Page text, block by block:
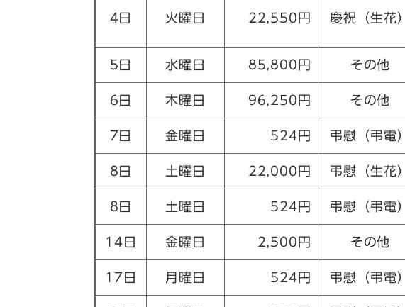
4日 火曜日 22,550円 慶祝（生花）
5日 水曜日 85,800円 その他
6日 木曜日 96,250円 その他
7日 金曜日 524円 弔慰（弔電）
8日 土曜日 22,000円 弔慰（生花）
8日 土曜日 524円 弔慰（弔電）
14日 金曜日 2,500円 その他
17日 月曜日 524円 弔慰（弔電）